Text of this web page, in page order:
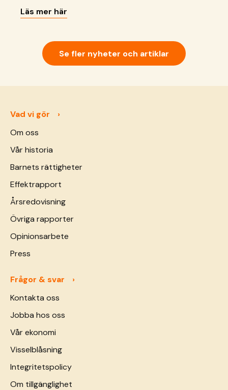
vi gör just nu.
Läs mer här
Se fler nyheter och artiklar
Vad vi gör
Om oss
Vår historia
Barnets rättigheter
Effektrapport
Årsredovisning
Övriga rapporter
Opinionsarbete
Press
Frågor & svar
Kontakta oss
Jobba hos oss
Vår ekonomi
Visselblåsning
Integritetspolicy
Om tillgänglighet